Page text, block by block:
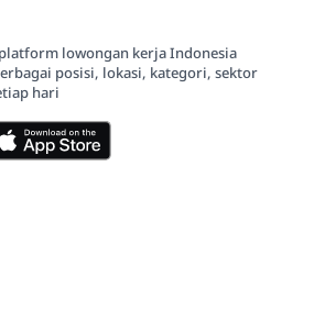
lowongan kerja Indonesia
posisi, lokasi, kategori, sektor
hari